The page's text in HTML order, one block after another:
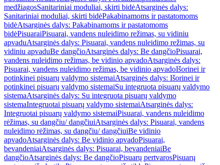
medžiagosSanitariniai moduliai, skirti bidėAtsarginės dalys:
Sanitariniai moduliai, skirti bidėPakabinamoms ir pastatomoms
bidėAtsarginės dalys: Pakabinamoms ir pastatomoms
bidėPisuaraiPisuarai, vandens nuleidimo režimas, su vidiniu
apvaduAtsarginės dalys: Pisuarai, vandens nuleidimo režimas, su
vidiniu apvaduBe dangčioAtsarginės dalys: Be dangčioPisuarai,
vandens nuleidimo režimas, be vidinio apvadoAtsarginės dalys:
Pisuarai, vandens nuleidimo režimas, be vidinio apvadoIšorinei ir
potinkinei pisuarų valdymo sistemaiAtsarginės dalys: Išorinei ir
potinkinei pisuarų valdymo sistemaiSu integruota pisuarų valdymo
sistemaAtsarginės dalys: Su integruota pisuarų valdymo
sistemaIntegruotai pisuarų valdymo sistemaiAtsarginės dalys:
Integruotai pisuarų valdymo sistemaiPisuarai, vandens nuleidimo
rėžimas, su dangčiu/ dangčiuiAtsarginės dalys: Pisuarai, vandens
nuleidimo rėžimas, su dangčiu/ dangčiuiBe vidinio
apvadoAtsarginės dalys: Be vidinio apvadoPisuarai,
bevandeniaiAtsarginės dalys: Pisuarai, bevandeniaiBe
dangčioAtsarginės dalys: Be dangčioPisuarų pertvarosPisuarų